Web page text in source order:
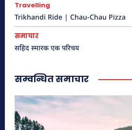
Travelling
Trikhandi Ride | Chau-Chau Pizza
समाचार
सहिद स्मारक एक परिचय
सम्वन्धित समाचार